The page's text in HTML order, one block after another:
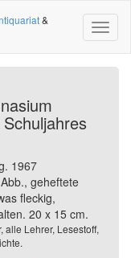
&
1967
geheftete
fleckig,
20 x 15 cm.
alle Lehrer, Lesestoff,